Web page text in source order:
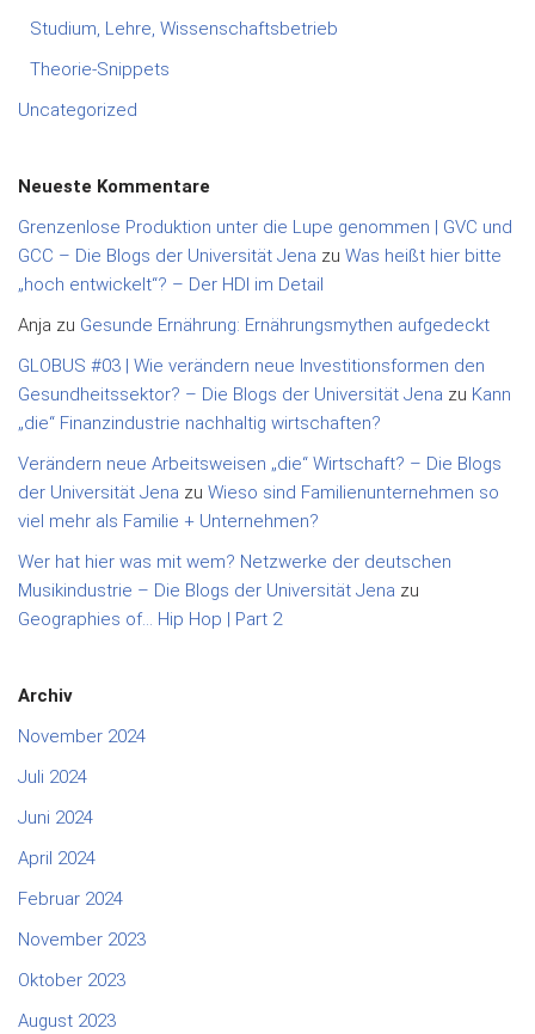
Studium, Lehre, Wissenschaftsbetrieb
Theorie-Snippets
Uncategorized
Neueste Kommentare
Grenzenlose Produktion unter die Lupe genommen | GVC und
GCC – Die Blogs der Universität Jena zu Was heißt hier bitte
„hoch entwickelt“? – Der HDI im Detail
Anja zu Gesunde Ernährung: Ernährungsmythen aufgedeckt
GLOBUS #03 | Wie verändern neue Investitionsformen den
Gesundheitssektor? – Die Blogs der Universität Jena zu Kann
„die“ Finanzindustrie nachhaltig wirtschaften?
Verändern neue Arbeitsweisen „die“ Wirtschaft? – Die Blogs
der Universität Jena zu Wieso sind Familienunternehmen so
viel mehr als Familie + Unternehmen?
Wer hat hier was mit wem? Netzwerke der deutschen
Musikindustrie – Die Blogs der Universität Jena zu
Geographies of… Hip Hop | Part 2
Archiv
November 2024
Juli 2024
Juni 2024
April 2024
Februar 2024
November 2023
Oktober 2023
August 2023